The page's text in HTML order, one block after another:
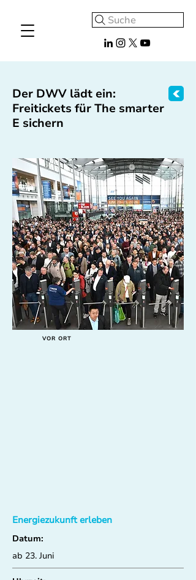
Suche
Der DWV lädt ein:
Freitickets für The smarter
E sichern
VOR ORT
Energiezukunft erleben
Datum:
ab 23. Juni